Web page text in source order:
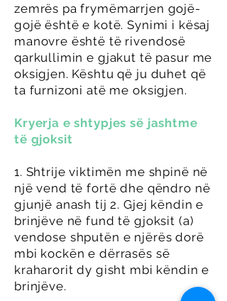
zemrës pa frymëmarrjen gojë-
gojë është e kotë. Synimi i kësaj
manovre është të rivendosë
qarkullimin e gjakut të pasur me
oksigjen. Kështu që ju duhet që
ta furnizoni atë me oksigjen.
Kryerja e shtypjes së jashtme
të gjoksit
1. Shtrije viktimën me shpinë në
një vend të fortë dhe qëndro në
gjunjë anash tij 2. Gjej këndin e
brinjëve në fund të gjoksit (a)
vendose shputën e njërës dorë
mbi kockën e dërrasës së
kraharorit dy gisht mbi këndin e
brinjëve.